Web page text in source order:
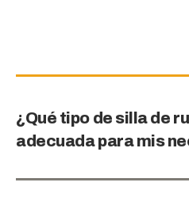
¿Qué tipo de silla de
adecuada para mis